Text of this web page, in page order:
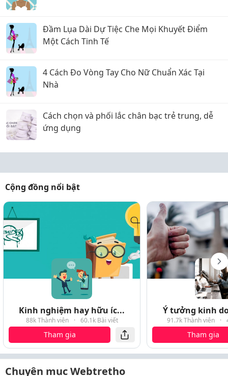
Đầm Lụa Dài Dự Tiệc Che Mọi Khuyết Điểm
Một Cách Tinh Tế
4 Cách Đo Vòng Tay Cho Nữ Chuẩn Xác Tại
Nhà
Cách chọn và phối lắc chân bạc trẻ trung, dễ
ứng dụng
Cộng đồng nổi bật
Kinh nghiệm hay hữu íc...
88k Thành viên · 60.1k Bài viết
Tham gia
Ý tưởng kinh
91.7k Thành viên ·
Tham gia
Chuyên mục Webtretho